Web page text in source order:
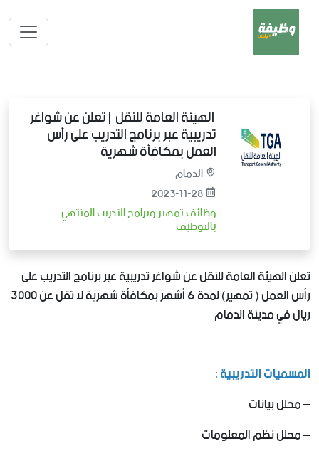
الهيئة العامة للنقل | تعلن عن شواغر
تدريبية عبر برنامج التدريب على رأس
العمل بمكافأة شهرية
الدمام
2023-11-28
وظائف تمهير وبرامج التدريب المنتهي
بالتوظيف
تعلن الهيئة العامة للنقل عن شواغر تدريبية عبر برنامج التدريب على
رأس العمل ( تمهير) لمدة 6 أشهر بمكافأة شهرية لا تقل عن 3000
ريال في مدينة الدمام
المسميات التدريبية :
– محلل بيانات
– محلل نظم المعلومات